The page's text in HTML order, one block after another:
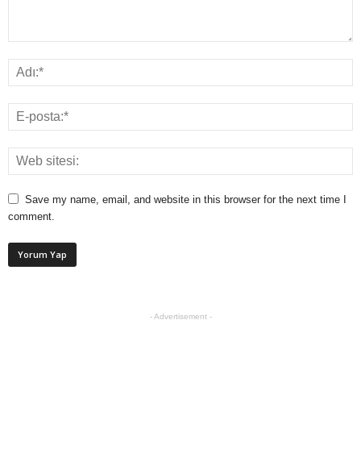
Save my name, email, and website in this browser for the next time I
comment.
- Advertisement -